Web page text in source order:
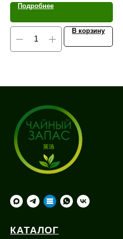
Подробнее
В корзину
КАТАЛОГ